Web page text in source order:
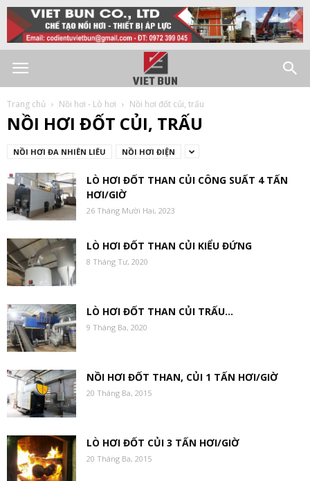
Trang chủ Nồi hơi - Lò hơi Nồi hơi đốt củi, trấu
NỒI HƠI ĐỐT CỦI, TRẤU
NỒI HƠI ĐA NHIÊN LIÊU NỒI HƠI ĐIỆN
LÒ HƠI ĐỐT THAN CỦI CÔNG SUẤT 4 TẤN
HƠI/GIỜ
26 Tháng Mười Hai, 2023
LÒ HƠI ĐỐT THAN CỦI KIỂU ĐỨNG
8 Tháng Tư, 2020
LÒ HƠI ĐỐT THAN CỦI TRẤU…
9 Tháng Ba, 2020
NỒI HƠI ĐỐT THAN, CỦI 1 TẤN HƠI/GIỜ
20 Tháng Ba, 2015
LÒ HƠI ĐỐT CỦI 3 TẤN HƠI/GIỜ
20 Tháng Ba, 2015